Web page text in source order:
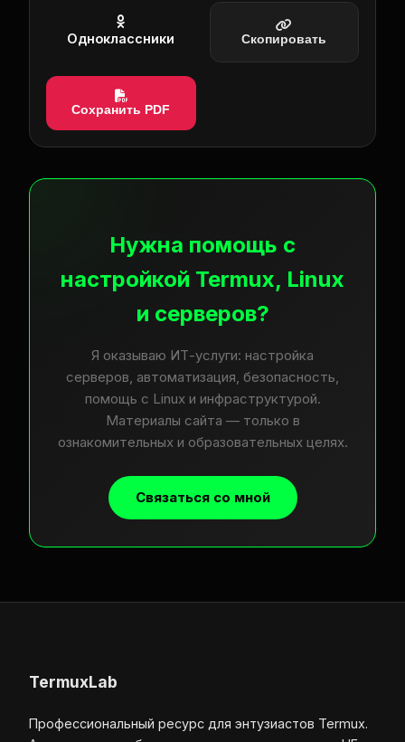
Одноклассники Скопировать
Сохранить PDF
Нужна помощь с
настройкой Termux, Linux
и серверов?
Я оказываю ИТ-услуги: настройка
серверов, автоматизация, безопасность,
помощь с Linux и инфраструктурой.
Материалы сайта — только в
ознакомительных и образовательных целях.
Связаться со мной
TermuxLab
Профессиональный ресурс для энтузиастов Termux.